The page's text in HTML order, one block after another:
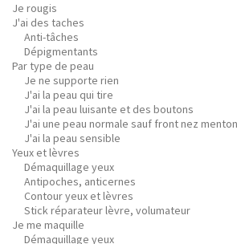
Je rougis
J'ai des taches
Anti-tâches
Dépigmentants
Par type de peau
Je ne supporte rien
J'ai la peau qui tire
J'ai la peau luisante et des boutons
J'ai une peau normale sauf front nez menton
J'ai la peau sensible
Yeux et lèvres
Démaquillage yeux
Antipoches, anticernes
Contour yeux et lèvres
Stick réparateur lèvre, volumateur
Je me maquille
Démaquillage yeux